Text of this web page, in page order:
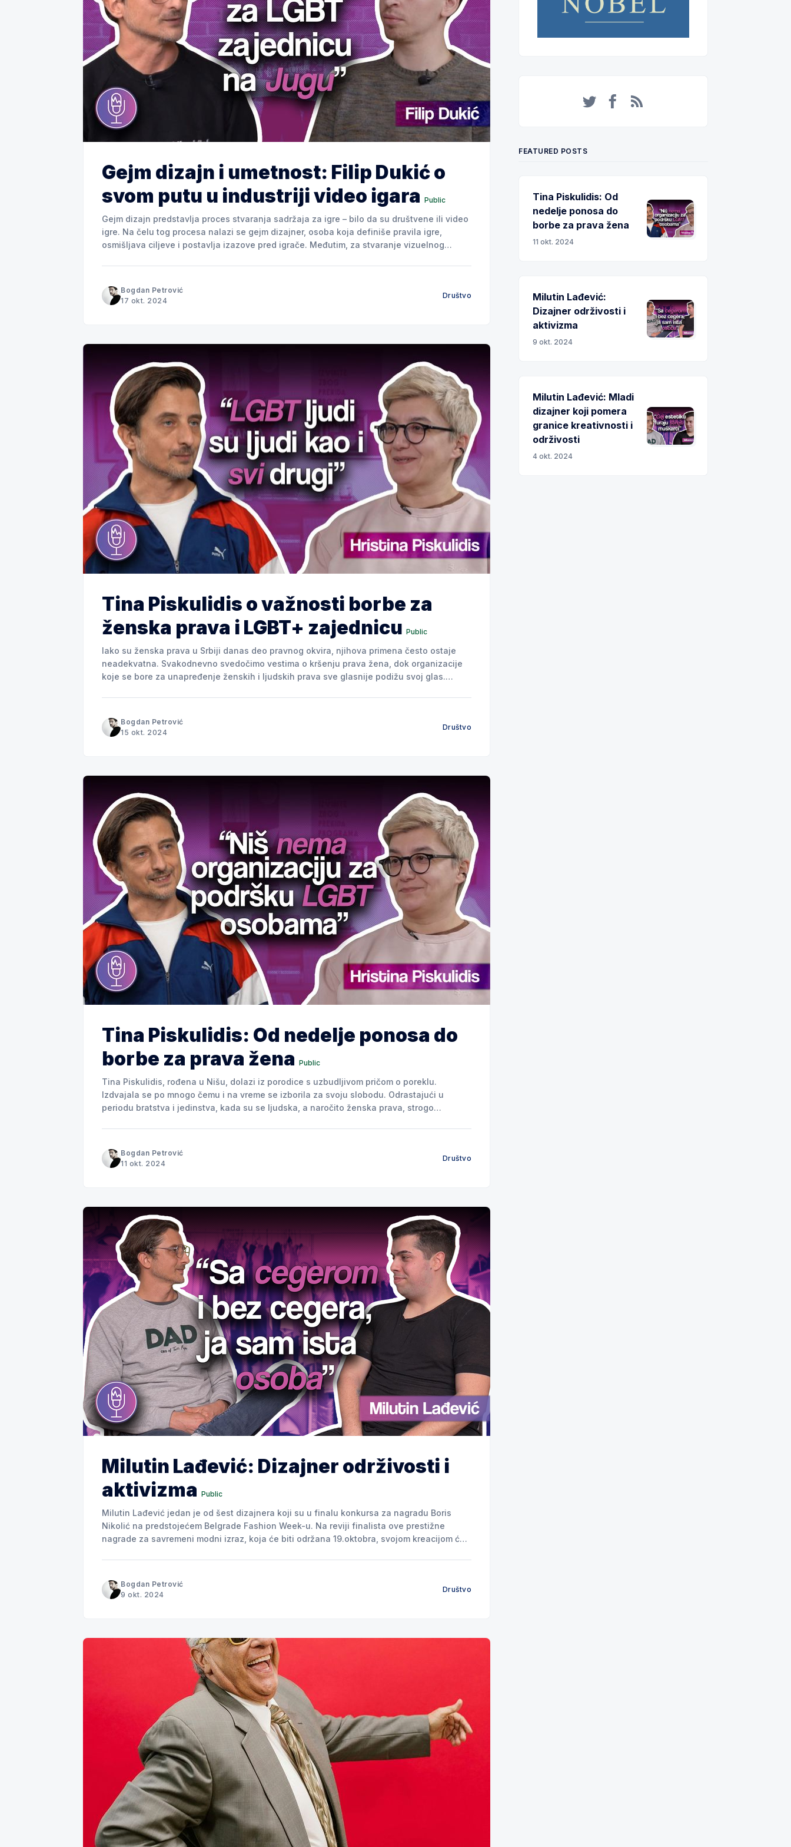
Gejm dizajn i umetnost: Filip Dukić o
svom putu u industriji video igara Public
Gejm dizajn predstavlja proces stvaranja sadržaja za igre – bilo da su društvene ili video
igre. Na čelu tog procesa nalazi se gejm dizajner, osoba koja definiše pravila igre,
osmišljava ciljeve i postavlja izazove pred igrače. Međutim, za stvaranje vizuelnog
Bogdan Petrović
17 okt. 2024
Društvo
Tina Piskulidis o važnosti borbe za
ženska prava i LGBT+ zajednicu Public
Iako su ženska prava u Srbiji danas deo pravnog okvira, njihova primena često ostaje
neadekvatna. Svakodnevno svedočimo vestima o kršenju prava žena, dok organizacije
koje se bore za unapređenje ženskih i ljudskih prava sve glasnije podižu svoj glas.
Bogdan Petrović
15 okt. 2024
Društvo
Tina Piskulidis: Od nedelje ponosa do
borbe za prava žena Public
Tina Piskulidis, rođena u Nišu, dolazi iz porodice s uzbudljivom pričom o poreklu.
Izdvajala se po mnogo čemu i na vreme se izborila za svoju slobodu. Odrastajući u
periodu bratstva i jedinstva, kada su se ljudska, a naročito ženska prava, strogo
Bogdan Petrović
11 okt. 2024
Društvo
Milutin Lađević: Dizajner održivosti i
aktivizma Public
Milutin Lađević jedan je od šest dizajnera koji su u finalu konkursa za nagradu Boris
Nikolić na predstojećem Belgrade Fashion Week-u. Na reviji finalista ove prestižne
nagrade za savremeni modni izraz, koja će biti održana 19.oktobra, svojom kreacijom će
Bogdan Petrović
9 okt. 2024
Društvo
FEATURED POSTS
Tina Piskulidis: Od
nedelje ponosa do
borbe za prava žena
11 okt. 2024
Milutin Lađević:
Dizajner održivosti i
aktivizma
9 okt. 2024
Milutin Lađević: Mladi
dizajner koji pomera
granice kreativnosti i
održivosti
4 okt. 2024